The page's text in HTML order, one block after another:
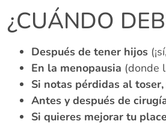
¿CUÁNDO
Después de tener hijos
En la menopausia (donde
Si notas pérdidas al
Antes y después de
Si quieres mejorar tu